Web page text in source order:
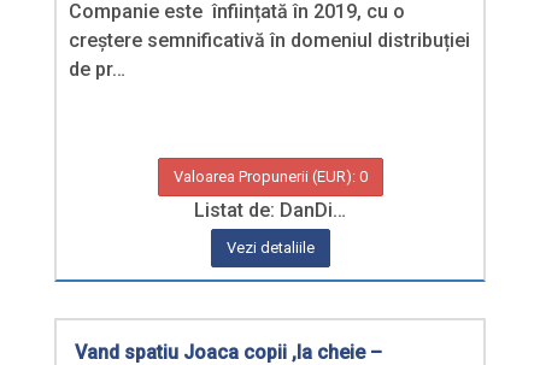
Companie este înființată în 2019, cu o
creștere semnificativă în domeniul distribuției
de pr…
Valoarea Propunerii (EUR): 0
Listat de: DanDi…
Vezi detaliile
Vand spatiu Joaca copii ,la cheie –